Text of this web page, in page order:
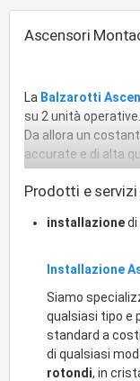
Ascensori
La Balzarotti
su 2 unità operative.
Da allora un
accurate e di alta
successo
struttura articolata
Montacarichi,
con costi di
servizio di
montacarichi,
manutenzione e
Prodotti e servizi
installazionedi
Installazione
Siamo
qualsiasi tipo e
standard a
di qualsiasi
rotondi, in